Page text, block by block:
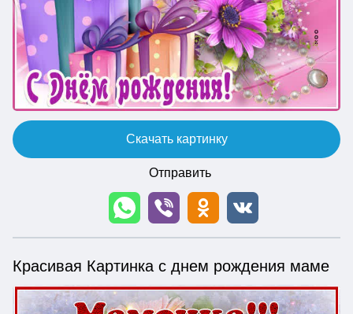
Скачать картинку
Отправить
Красивая Картинка с днем рождения маме